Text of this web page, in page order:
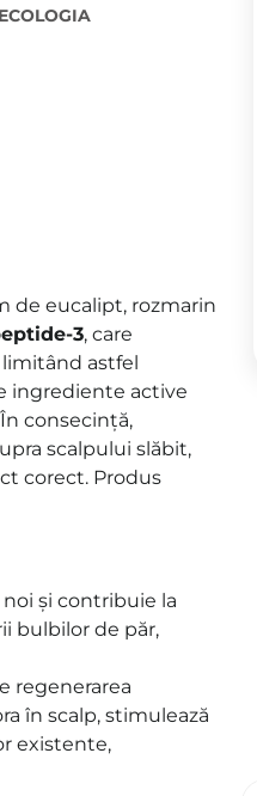
ECOLOGIA
de eucalipt, rozmarin
3, care
limitând astfel
ingrediente active
consecință,
scalpului slăbit,
corect. Produs
și contribuie la
bulbilor de păr,
regenerarea
în scalp, stimulează
existente,